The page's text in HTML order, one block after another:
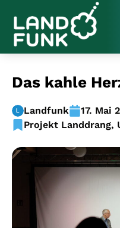
Das kahle
Landfunk
17. Mai
Projekt Landdrang,